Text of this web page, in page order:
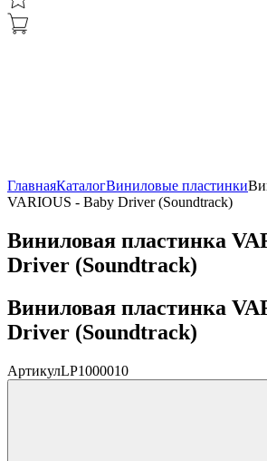
ГлавнаяКаталогВиниловые пластинки
VARIOUS - Baby Driver (Soundtrack)
Виниловая пластинка
Driver (Soundtrack)
Виниловая пластинка
Driver (Soundtrack)
АртикулLP1000010